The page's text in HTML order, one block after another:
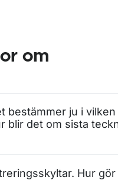
om
bestämmer ju i vilken
blir det om sista
Hur gör